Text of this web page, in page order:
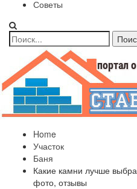
Советы
Home
Участок
Баня
Какие камни лучше
фото, отзывы